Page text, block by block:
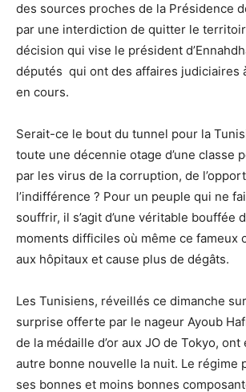
des sources proches de la Présidence
par une interdiction de quitter le
décision qui vise le président
députés qui ont des affaires judiciaires
en cours.
Serait-ce le bout du tunnel pour la
toute une décennie otage d’une classe
par les virus de la corruption, de
l’indifférence ? Pour un peuple qui ne
souffrir, il s’agit d’une véritable bouffée
moments difficiles où même ce fameux
aux hôpitaux et cause plus de dégâts.
Les Tunisiens, réveillés ce dimanche
surprise offerte par le nageur Ayoub
de la médaille d’or aux JO de Tokyo,
autre bonne nouvelle la nuit. Le régime
ses bonnes et moins bonnes